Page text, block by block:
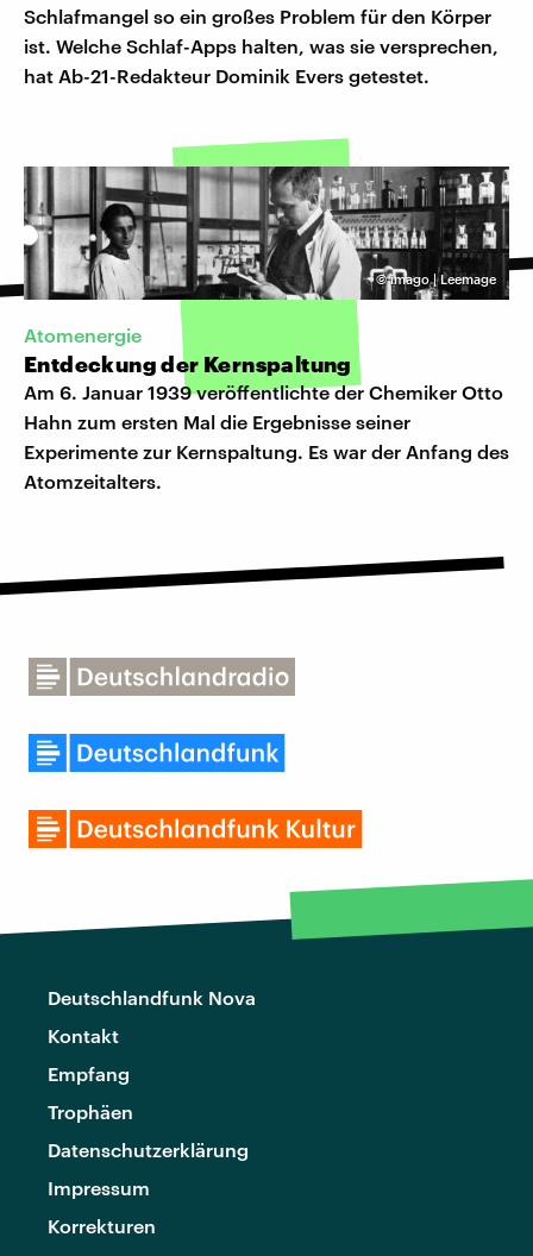
Schlafmangel so ein großes Problem für den Körper
ist. Welche Schlaf-Apps halten, was sie versprechen,
hat Ab-21-Redakteur Dominik Evers getestet.
©imago | Leemage
Atomenergie
Entdeckung der Kernspaltung
Am 6. Januar 1939 veröffentlichte der Chemiker Otto
Hahn zum ersten Mal die Ergebnisse seiner
Experimente zur Kernspaltung. Es war der Anfang des
Atomzeitalters.
Deutschlandfunk Nova
Kontakt
Empfang
Trophäen
Datenschutzerklärung
Impressum
Korrekturen